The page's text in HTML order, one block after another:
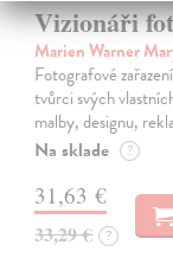
Vizionáři
Marien Warner
Fotografové
tvůrci svých
malby, designu,
Na sklade ?
31,63 €
33,29 € ?